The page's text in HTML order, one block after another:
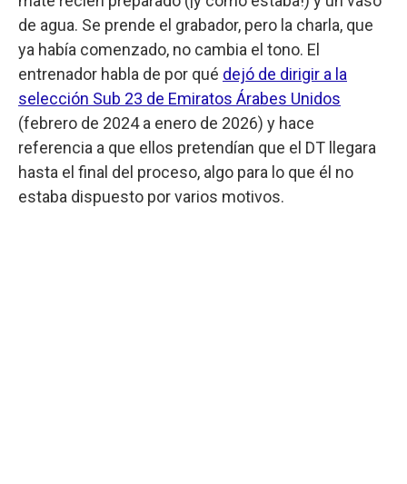
de agua. Se prende el grabador, pero la charla, que
ya había comenzado, no cambia el tono. El
entrenador habla de por qué dejó de dirigir a la
selección Sub 23 de Emiratos Árabes Unidos
(febrero de 2024 a enero de 2026) y hace
referencia a que ellos pretendían que el DT llegara
hasta el final del proceso, algo para lo que él no
estaba dispuesto por varios motivos.